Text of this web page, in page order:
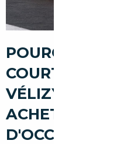
POURQUOI
COURTIER
VÉLIZY-
ACHETER UNE
D'OCCASION